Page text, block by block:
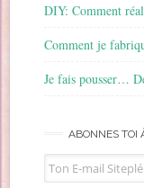
DIY: Comment
Comment je
Je fais pousser…
ABONNES TOI